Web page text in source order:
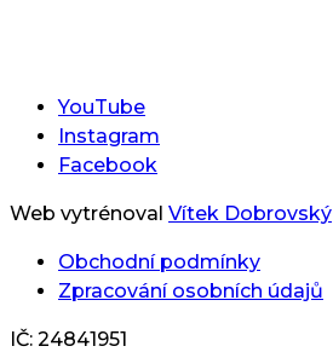
YouTube
Instagram
Facebook
Web vytrénoval Vítek Dobrovský
Obchodní podmínky
Zpracování osobních údajů
IČ: 24841951